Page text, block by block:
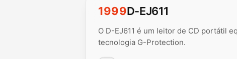
1999D-EJ611
O D-EJ611 é um leitor de CD portátil
tecnologia G-Protection.